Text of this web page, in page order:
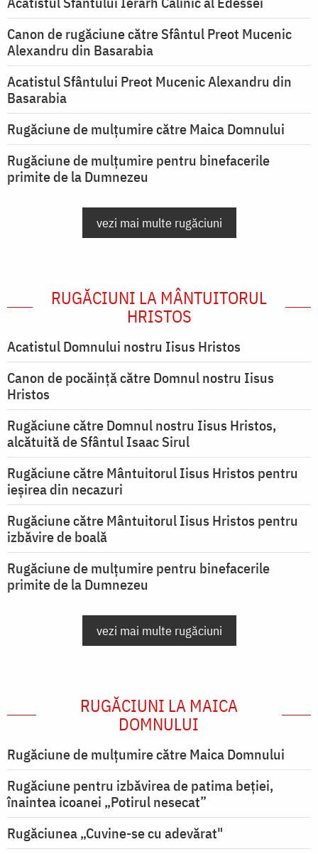
Canon de rugăciune către Sfântul Preot Mucenic
Alexandru din Basarabia
Acatistul Sfântului Preot Mucenic Alexandru din
Basarabia
Rugăciune de mulţumire către Maica Domnului
Rugăciune de mulțumire pentru binefacerile
primite de la Dumnezeu
vezi mai multe rugăciuni
RUGĂCIUNI LA MÂNTUITORUL
HRISTOS
Acatistul Domnului nostru Iisus Hristos
Canon de pocăință către Domnul nostru Iisus
Hristos
Rugăciune către Domnul nostru Iisus Hristos,
alcătuită de Sfântul Isaac Sirul
Rugăciune către Mântuitorul Iisus Hristos pentru
ieşirea din necazuri
Rugăciune către Mântuitorul Iisus Hristos pentru
izbăvire de boală
Rugăciune de mulțumire pentru binefacerile
primite de la Dumnezeu
vezi mai multe rugăciuni
RUGĂCIUNI LA MAICA
DOMNULUI
Rugăciune de mulţumire către Maica Domnului
Rugăciune pentru izbăvirea de patima beției,
înaintea icoanei „Potirul nesecat”
Rugăciunea „Cuvine-se cu adevărat"